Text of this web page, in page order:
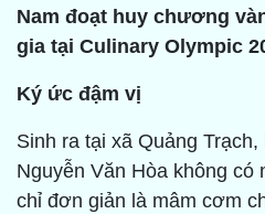
Nam đoạt huy chương
gia tại Culinary Olympic
Ký ức đậm vị
Sinh ra tại xã Quảng
Nguyễn Văn Hòa không có
chỉ đơn giản là mâm cơm